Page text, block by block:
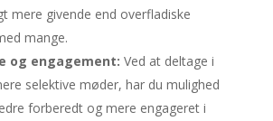
mere givende end overfladiske
mange.
og engagement: Ved at deltage i
selektive møder, har du mulighed
forberedt og mere engageret i